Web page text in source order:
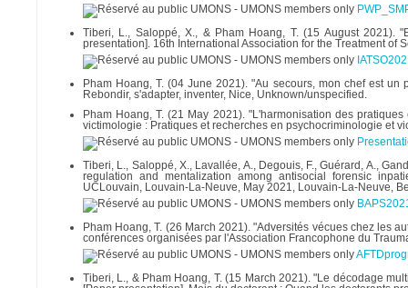
Tiberi, L., Saloppé, X., & Pham Hoang, T. (15 August 2021).
presentation]. 16th International Association for the Treatment of
Pham Hoang, T. (04 June 2021). "Au secours, mon chef est
Rebondir, s'adapter, inventer, Nice, Unknown/unspecified.
Pham Hoang, T. (21 May 2021). "L'harmonisation des
victimologie : Pratiques et recherches en psychocriminologie et
Tiberi, L., Saloppé, X., Lavallée, A., Degouis, F., Guérard, A.,
regulation and mentalization among antisocial forensic
UCLouvain, Louvain-La-Neuve, May 2021, Louvain-La-Neuve,
Pham Hoang, T. (26 March 2021). "Adversités vécues chez les
conférences organisées par l'Association Francophone du
Tiberi, L., & Pham Hoang, T. (15 March 2021). "Le décodage